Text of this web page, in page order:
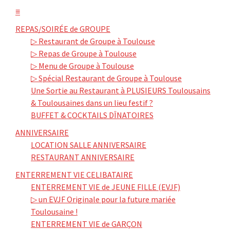
≡
REPAS/SOIRÉE de GROUPE
▷ Restaurant de Groupe à Toulouse
▷ Repas de Groupe à Toulouse
▷ Menu de Groupe à Toulouse
▷ Spécial Restaurant de Groupe à Toulouse
Une Sortie au Restaurant à PLUSIEURS Toulousains
& Toulousaines dans un lieu festif ?
BUFFET & COCKTAILS DÎNATOIRES
ANNIVERSAIRE
LOCATION SALLE ANNIVERSAIRE
RESTAURANT ANNIVERSAIRE
ENTERREMENT VIE CELIBATAIRE
ENTERREMENT VIE de JEUNE FILLE (EVJF)
▷ un EVJF Originale pour la future mariée
Toulousaine !
ENTERREMENT VIE de GARÇON